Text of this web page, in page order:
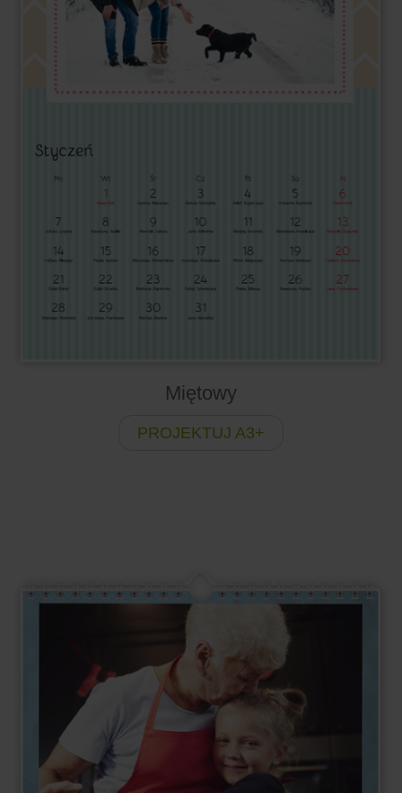
Miętowy
PROJEKTUJ A3+